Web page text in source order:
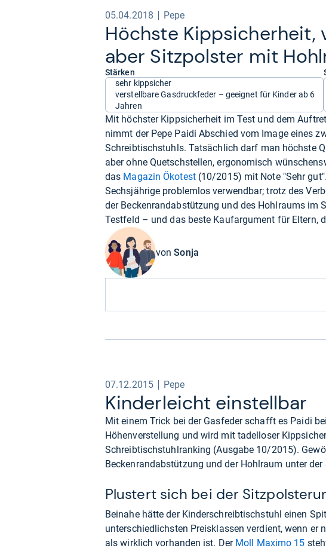
05.04.2018 Pepe
Höchste Kipp­si­cher­heit,
aber Sitz­pols­ter mit
Stärken
sehr kippsicher
verstellbare Gasdruckfeder – geeignet für Kinder ab 6
Jahren
Mit höchster Kippsicherheit im Test und dem
nimmt der Pepe Paidi Abschied vom Image eines
Schreibtischstuhls. Tatsächlich darf man höchste
aber ohne Quetschstellen, ergonomisch
das Magazin Ökotest(10/2015) mit Note "Sehr
Sechsjährige problemlos verwendbar; trotz des
der Beckenrandabstützung und des Hohlraums im
Testfeld – und das beste Kaufargument für Eltern,
vonSonja
07.12.2015 Pepe
Kin­der­leicht ein­stell­bar
Mit einem Trick bei der Gasfeder schafft es Paidi
Höhenverstellung und wird mit tadelloser
Schreibtischstuhlranking (Ausgabe 10/2015).
Beckenrandabstützung und der Hohlraum unter
Plustert sich bei der
Beinahe hätte der Kinderschreibtischstuhl einen
unterschiedlichsten Preisklassen verdient, wenn er
als wirklich vorhanden ist. Der Moll Maximo 15